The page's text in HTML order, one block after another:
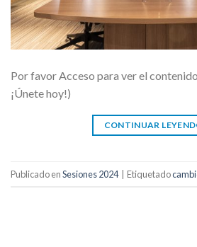
Por favor Acceso para ver el
¡Únete hoy!)
CONTINUAR
Publicado enSesiones 2024 Etiquetado